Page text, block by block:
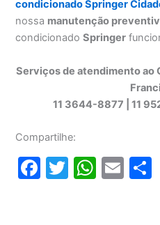
condicionado Springer
nossa manutenção
condicionadoSpringer
Serviços de atendimento ao
11 3644-8877 | 11
Compartilhe:
F
T
W E